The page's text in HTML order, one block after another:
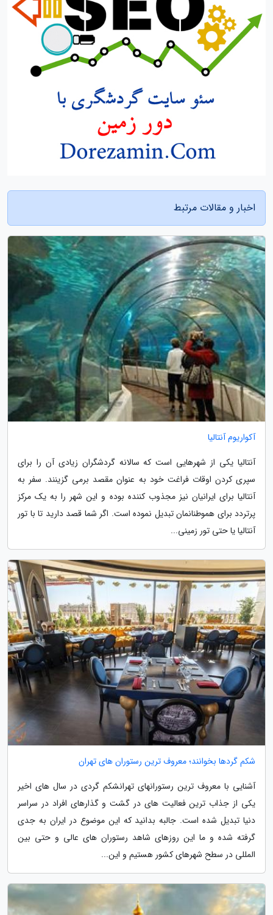
اخبار و مقالات مرتبط
آکواریوم آنتالیا
آنتالیا یکی از شهرهایی است که سالانه گردشگران زیادی آن را برای
سپری کردن اوقات فراغت خود به عنوان مقصد برمی گزینند. سفر به
آنتالیا برای ایرانیان نیز مجذوب کننده بوده و این شهر را به یک مرکز
پرتردد برای هموطنانمان تبدیل نموده است. اگر شما قصد دارید تا با تور
آنتالیا یا حتی تور زمینی...
شکم گردها بخوانند؛ معروف ترین رستوران های تهران
آشنایی با معروف ترین رستورانهای تهرانشکم گردی در سال های اخیر
یکی از جذاب ترین فعالیت های در گشت و گذارهای افراد در سراسر
دنیا تبدیل شده است. جالبه بدانید که این موضوع در ایران به جدی
گرفته شده و ما این روزهای شاهد رستوران های عالی و حتی بین
المللی در سطح شهرهای کشور هستیم و این...